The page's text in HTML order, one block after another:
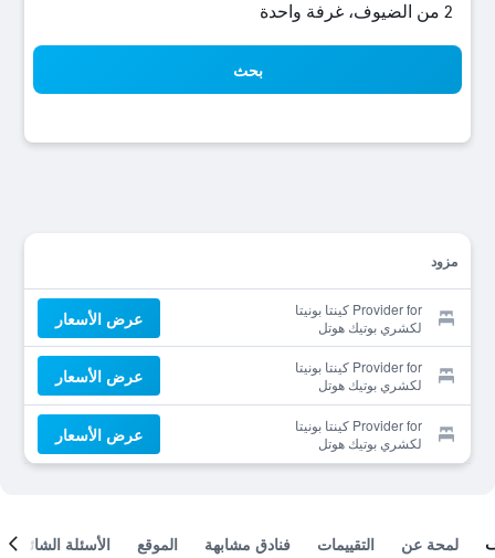
2 من الضيوف، غرفة واحدة
بحث
مزود
Provider for كينتا بونيتا
لكشري بوتيك هوتل
عرض الأسعار
Provider for كينتا بونيتا
لكشري بوتيك هوتل
عرض الأسعار
Provider for كينتا بونيتا
لكشري بوتيك هوتل
عرض الأسعار
لمحة عن التقييمات فنادق مشابهة الموقع الأسئلة الشائعة